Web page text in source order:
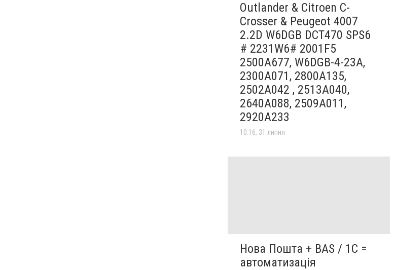
Outlander & Citroen C-
Crosser & Peugeot 4007
2.2D W6DGB DCT470 SPS6
# 2231W6# 2001F5
2500A677, W6DGB-4-23A,
2300A071, 2800A135,
2502A042 , 2513A040,
2640A088, 2509A011,
2920A233
10:16, 31 липня
Нова Пошта + BAS / 1C =
автоматизація